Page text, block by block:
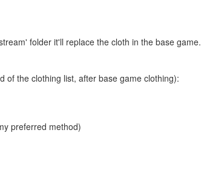
folder it'll replace the cloth in the base game.
of the clothing list, after base game clothing):
preferred method)